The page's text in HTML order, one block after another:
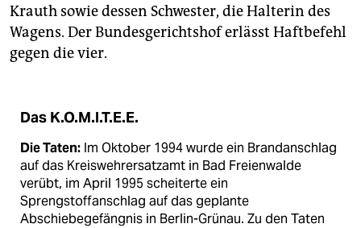
Krauth sowie dessen Schwester, die Halterin des
Wagens. Der Bundesgerichtshof erlässt Haftbefehl
gegen die vier.
Das K.O.M.I.T.E.E.
Die Taten: Im Oktober 1994 wurde ein Brandanschlag
auf das Kreiswehrersatzamt in Bad Freienwalde
verübt, im April 1995 scheiterte ein
Sprengstoffanschlag auf das geplante
Abschiebegefängnis in Berlin-Grünau. Zu den Taten